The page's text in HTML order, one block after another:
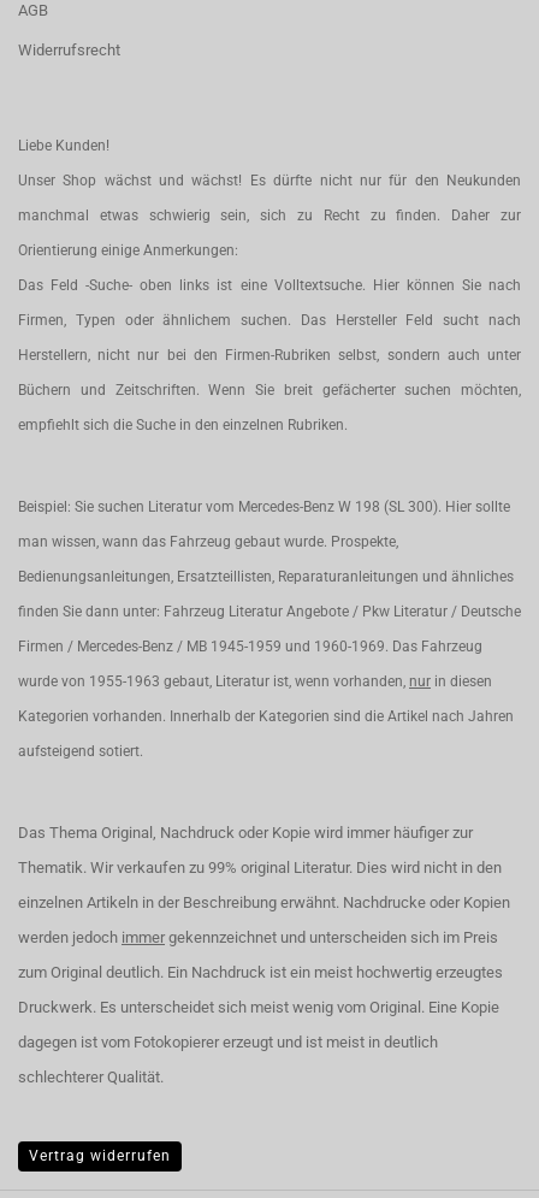
AGB
Widerrufsrecht
Liebe Kunden!
Unser Shop wächst und wächst! Es dürfte nicht nur für den Neukunden
manchmal etwas schwierig sein, sich zu Recht zu finden. Daher zur
Orientierung einige Anmerkungen:
Das Feld -Suche- oben links ist eine Volltextsuche. Hier können Sie nach
Firmen, Typen oder ähnlichem suchen. Das Hersteller Feld sucht nach
Herstellern, nicht nur bei den Firmen-Rubriken selbst, sondern auch unter
Büchern und Zeitschriften. Wenn Sie breit gefächerter suchen möchten,
empfiehlt sich die Suche in den einzelnen Rubriken.
Beispiel: Sie suchen Literatur vom Mercedes-Benz W 198 (SL 300). Hier sollte
man wissen, wann das Fahrzeug gebaut wurde. Prospekte,
Bedienungsanleitungen, Ersatzteillisten, Reparaturanleitungen und ähnliches
finden Sie dann unter: Fahrzeug Literatur Angebote / Pkw Literatur / Deutsche
Firmen / Mercedes-Benz / MB 1945-1959 und 1960-1969. Das Fahrzeug
wurde von 1955-1963 gebaut, Literatur ist, wenn vorhanden, nur in diesen
Kategorien vorhanden. Innerhalb der Kategorien sind die Artikel nach Jahren
aufsteigend sotiert.
Das Thema Original, Nachdruck oder Kopie wird immer häufiger zur
Thematik. Wir verkaufen zu 99% original Literatur. Dies wird nicht in den
einzelnen Artikeln in der Beschreibung erwähnt. Nachdrucke oder Kopien
werden jedoch immer gekennzeichnet und unterscheiden sich im Preis
zum Original deutlich. Ein Nachdruck ist ein meist hochwertig erzeugtes
Druckwerk. Es unterscheidet sich meist wenig vom Original. Eine Kopie
dagegen ist vom Fotokopierer erzeugt und ist meist in deutlich
schlechterer Qualität.
Vertrag widerrufen